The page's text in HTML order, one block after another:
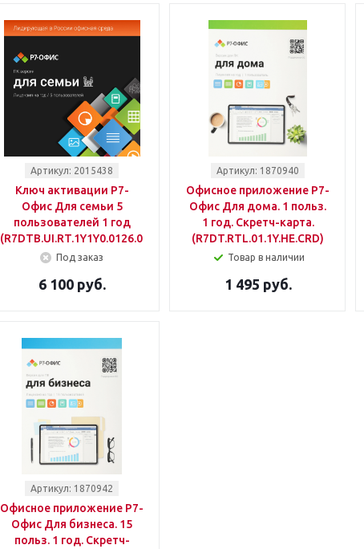
Артикул: 2015438
Ключ активации Р7-
Офис Для семьи 5
пользователей 1 год
(R7DTB.UI.RT.1Y1Y0.0126.05FE)
Под заказ
6 100 руб.
Артикул: 1870940
Офисное приложение Р7-
Офис Для дома. 1 польз.
1 год. Скретч-карта.
(R7DT.RTL.01.1Y.HE.CRD)
Товар в наличии
1 495 руб.
Артикул: 1870942
Офисное приложение Р7-
Офис Для бизнеса. 15
польз. 1 год. Скретч-